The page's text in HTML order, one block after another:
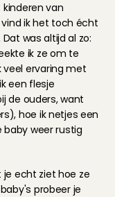
van
ik het toch écht
was altijd al zo:
ik ze om te
veel ervaring met
een flesje
de ouders, want
hoe ik netjes een
baby weer rustig
je echt ziet hoe ze
probeer je